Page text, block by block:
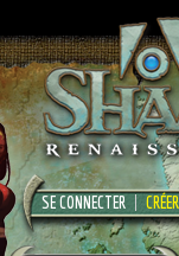
SE CONNECTER